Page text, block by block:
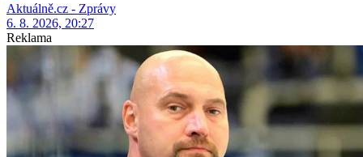
Aktuálně.cz - Zprávy
6. 8. 2026, 20:27
Reklama